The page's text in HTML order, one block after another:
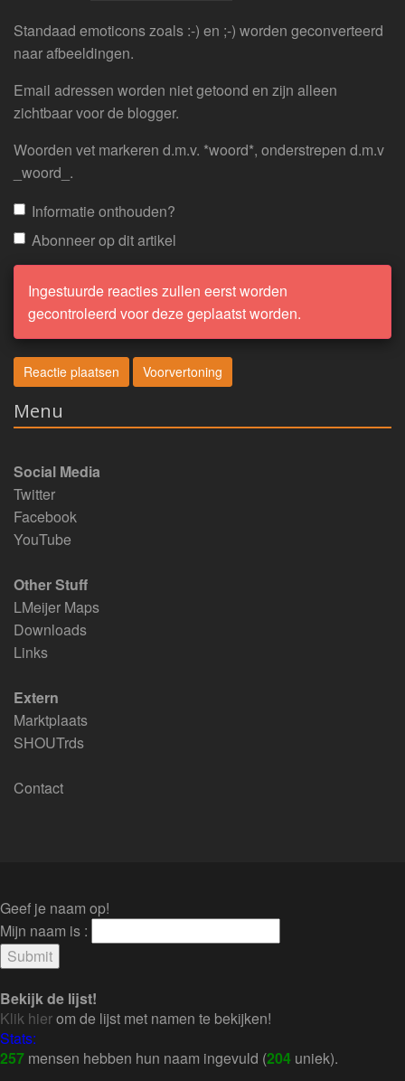
Standaad emoticons zoals :-) en ;-) worden geconverteerd
naar afbeeldingen.
Email adressen worden niet getoond en zijn alleen
zichtbaar voor de blogger.
Woorden vet markeren d.m.v. *woord*, onderstrepen d.m.v
_woord_.
Informatie onthouden?
Abonneer op dit artikel
Ingestuurde reacties zullen eerst worden
gecontroleerd voor deze geplaatst worden.
Menu
Social Media
Twitter
Facebook
YouTube
Other Stuff
LMeijer Maps
Downloads
Links
Extern
Marktplaats
SHOUTrds
Contact
Geef je naam op!
Mijn naam is :
Bekijk de lijst!
Klik hierom de lijst met namen te bekijken!
Stats:
257 mensen hebben hun naam ingevuld (204 uniek).